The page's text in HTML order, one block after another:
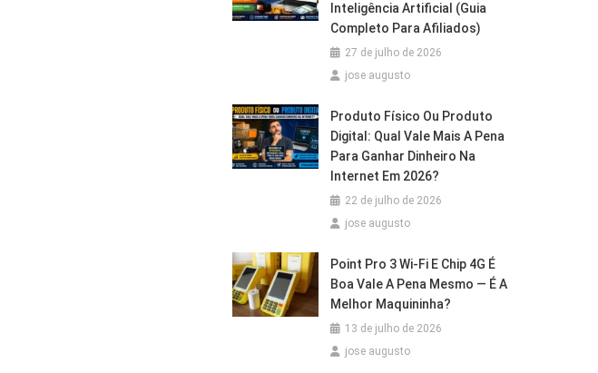
Inteligência Artificial (Guia
Completo Para Afiliados)
27 de julho de 2026
jose augusto
Produto Físico Ou Produto
Digital: Qual Vale Mais A Pena
Para Ganhar Dinheiro Na
Internet Em 2026?
22 de julho de 2026
jose augusto
Point Pro 3 Wi‑Fi E Chip 4G É
Boa Vale A Pena Mesmo — É A
Melhor Maquininha?
13 de julho de 2026
jose augusto